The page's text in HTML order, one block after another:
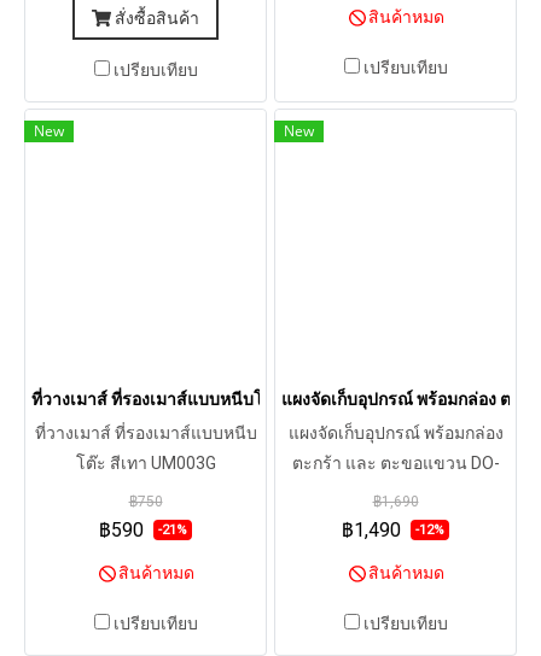
สั่งซื้อสินค้า
เปรียบเทียบ
สินค้าหมด
เปรียบเทียบ
New
ที่วางเมาส์ ที่รองเมาส์แบบหนีบโต๊ะ สีเทา UM003G
ที่วางเมาส์ ที่รองเมาส์แบบหนีบ
โต๊ะ สีเทา UM003G
฿750
฿590 -21%
สินค้าหมด
เปรียบเทียบ
New
แผงจัดเก็บอุปกรณ์ พร้อมกล่อง ตะก
แผงจัดเก็บอุปกรณ์ พร้อมกล่อง
ตะกร้า และ ตะขอแขวน DO-
3001
฿1,690
฿1,490 -12%
สินค้าหมด
เปรียบเทียบ